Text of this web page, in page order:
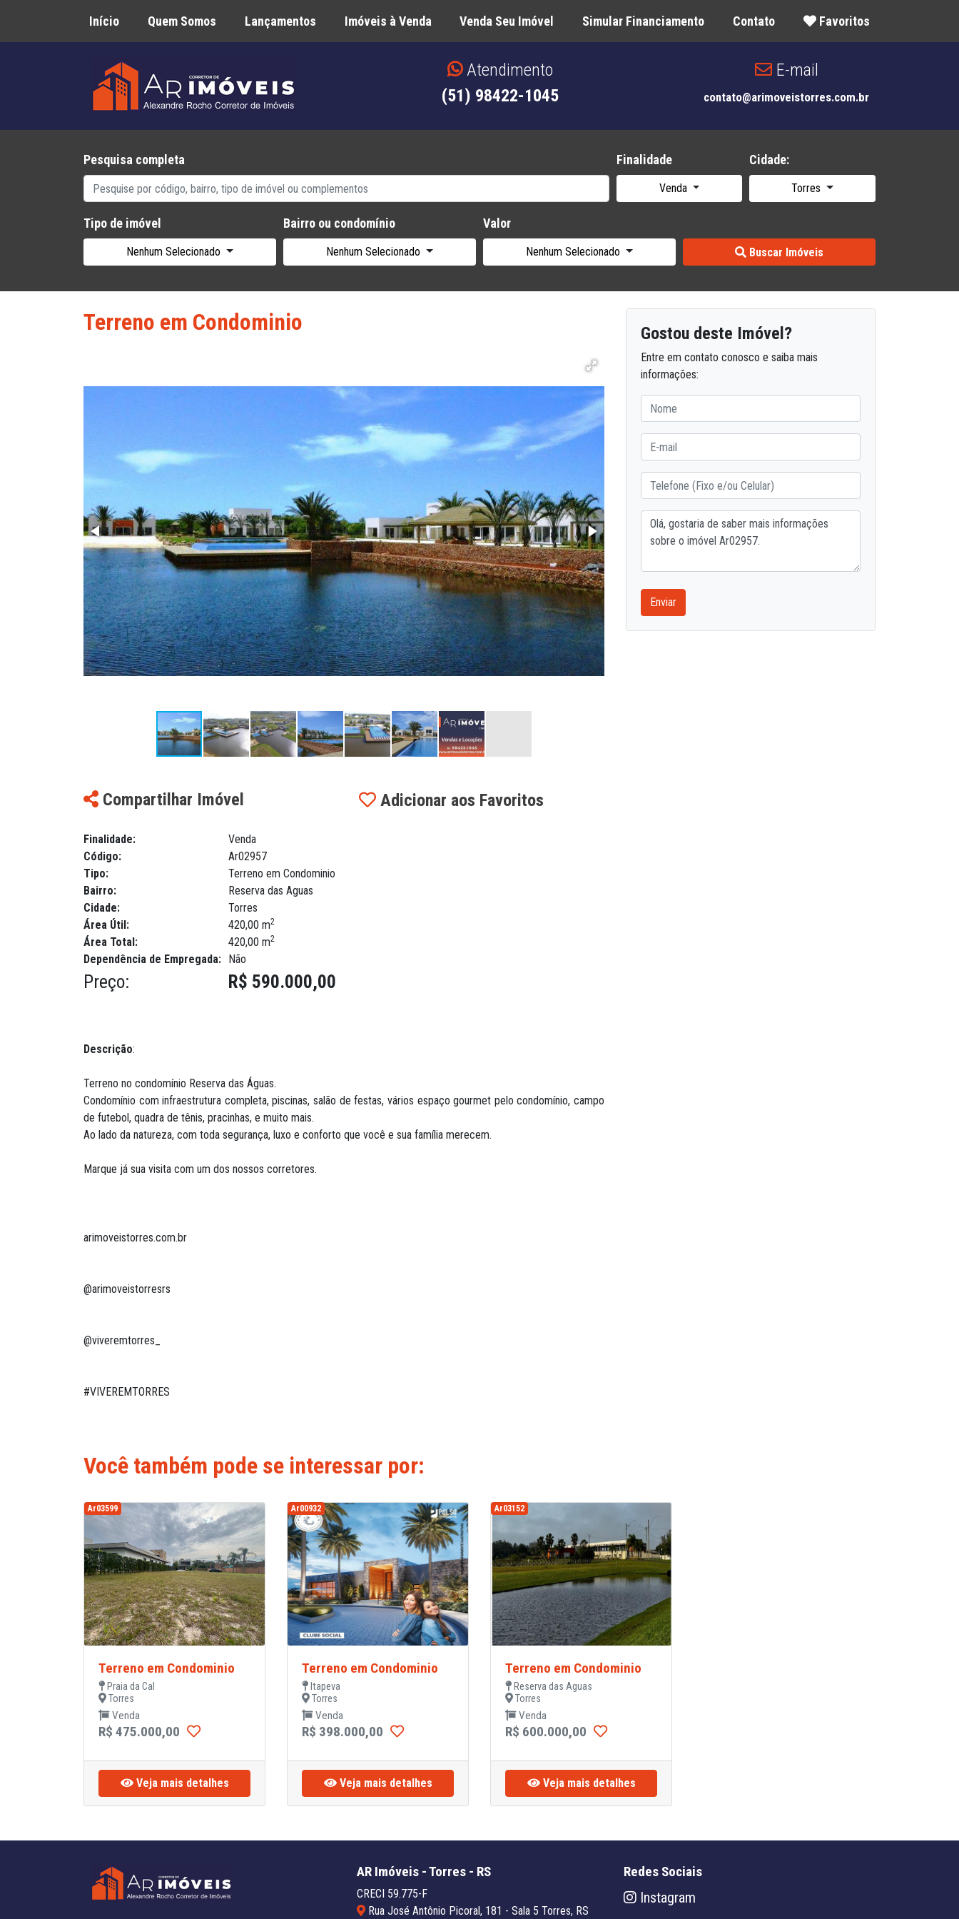
Início Quem Somos Lançamentos Imóveis à Venda Venda Seu Imóvel Simular Financiamento Contato Favoritos
Atendimento
(51) 98422-1045
E-mail
contato@arimoveistorres.com.br
Pesquisa completa Finalidade
Venda
Cidade:
Torres
Tipo de imóvel
Nenhum Selecionado
Bairro ou condomínio
Nenhum Selecionado
Valor
Nenhum Selecionado Buscar Imóveis
Terreno em Condominio
Compartilhar Imóvel Adicionar aos Favoritos
Finalidade:
Código:
Tipo:
Bairro:
Cidade:
Área Útil:
Área Total:
Dependência de Empregada:
Preço:
Venda
Ar02957
Terreno em Condominio
Reserva das Aguas
Torres
420,00 m2
420,00 m2
Não
R$ 590.000,00
Descrição:
Terreno no condomínio Reserva das Águas.
Condomínio com infraestrutura completa, piscinas, salão de festas, vários espaço gourmet pelo condomínio, campo
de futebol, quadra de tênis, pracinhas, e muito mais.
Ao lado da natureza, com toda segurança, luxo e conforto que você e sua família merecem.
Marque já sua visita com um dos nossos corretores.
arimoveistorres.com.br
@arimoveistorresrs
@viveremtorres_
Gostou deste Imóvel?
Entre em contato conosco e saiba mais
informações:
Enviar
Você também pode se interessar por:
Ar03599
Terreno em Condominio
Praia da Cal
Torres
Venda
R$ 475.000,00
Veja mais detalhes
Ar00932
Terreno em Condominio
Itapeva
Torres
Venda
R$ 398.000,00
Veja mais detalhes
Ar03152
Terreno em Condominio
Reserva das Aguas
Torres
Venda
R$ 600.000,00
Veja mais detalhes
AR Imóveis - Torres - RS
CRECI 59.775-F
Rua José Antônio Picoral, 181 - Sala 5 Torres, RS
Redes Sociais
Instagram